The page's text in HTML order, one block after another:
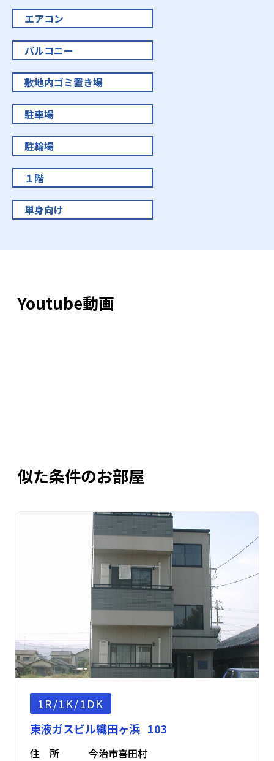
エアコン
バルコニー
敷地内ゴミ置き場
駐車場
駐輪場
１階
単身向け
Youtube動画
似た条件のお部屋
1R/1K/1DK
東液ガスビル織田ヶ浜 103
住 所
今治市喜田村